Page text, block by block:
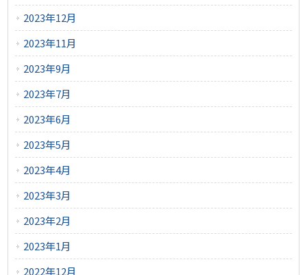
2023年12月
2023年11月
2023年9月
2023年7月
2023年6月
2023年5月
2023年4月
2023年3月
2023年2月
2023年1月
2022年12月